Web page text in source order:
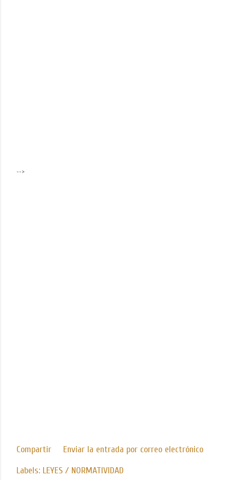
-->
Compartir
Enviar la entrada por correo electrónico
Labels: LEYES / NORMATIVIDAD